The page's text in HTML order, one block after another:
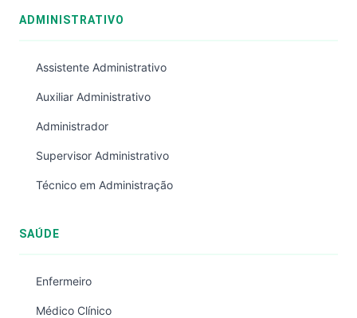
ADMINISTRATIVO
Assistente Administrativo
Auxiliar Administrativo
Administrador
Supervisor Administrativo
Técnico em Administração
SAÚDE
Enfermeiro
Médico Clínico